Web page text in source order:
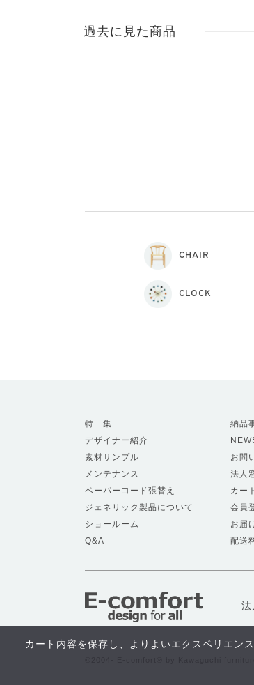
過去に見た商品
CHAIR
CLOCK
特 集
デザイナー紹介
素材サンプル
メンテナンス
ペーパーコード張替え
ジェネリック製品について
ショールーム
Q&A
納品
お問
法人
カート
会員
お届
配送
法
カート内容を保存し、よりよいエクスペリエン